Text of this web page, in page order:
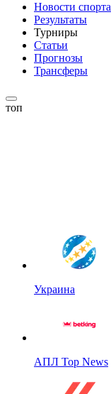
Новости спорта
Результаты
Турниры
Статьи
Прогнозы
Трансферы
топ
Украина
АПЛ Top News